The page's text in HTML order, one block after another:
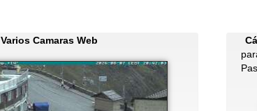
Varios Camaras Web